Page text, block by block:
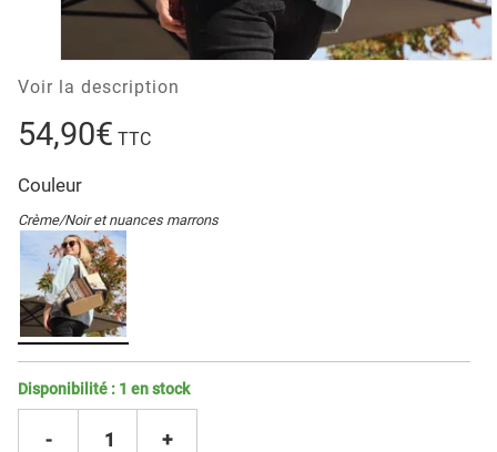
Voir la description
54,90€ TTC
Couleur
Crème/Noir et nuances marrons
Disponibilité : 1 en stock
- 1 +